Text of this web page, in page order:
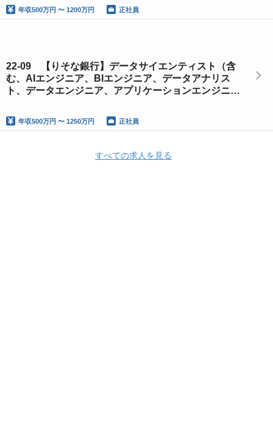
年収500万円 〜 1200万円 正社員
22-09 【りそな銀行】データサイエンティスト（含
む、AIエンジニア、BIエンジニア、データアナリス
ト、データエンジニア、アプリケーションエンジニ
年収500万円 〜 1250万円 正社員
すべての求人を見る